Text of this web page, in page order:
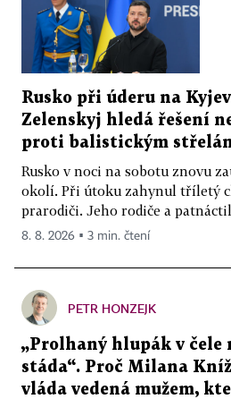
Rusko při úderu na
Zelenskyj hledá řešení
proti balistickým
Rusko v noci na sobotu znovu
okolí. Při útoku zahynul tříletý
prarodiči. Jeho rodiče a
8. 8. 2026 ▪ 3 min. čtení
PETR HONZEJK
„Prolhaný hlupák v čele
stáda“. Proč Milana
vláda vedená mužem,